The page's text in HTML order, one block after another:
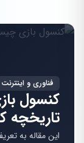
فناوری و اینترنت
کنسول
تاریخچه
این مقاله به